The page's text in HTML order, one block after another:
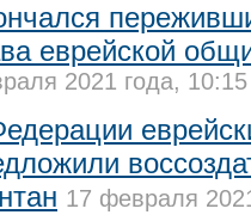
еврейской
2021 года, 10:15
17 февраля